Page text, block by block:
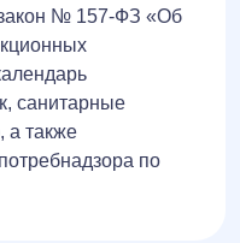
№ 157-ФЗ «Об
санитарные
также
по